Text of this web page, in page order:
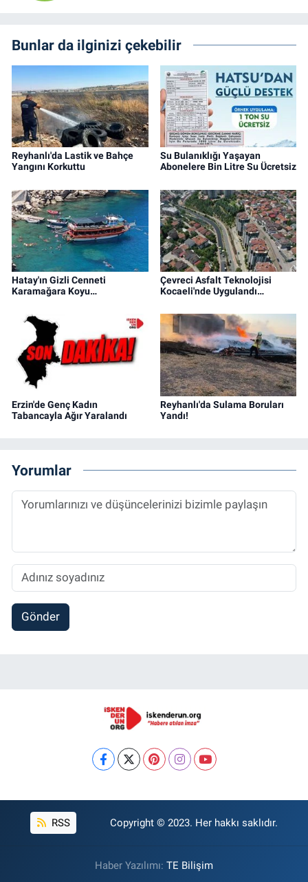
Bunlar da ilginizi çekebilir
Reyhanlı'da Lastik ve Bahçe
Yangını Korkuttu
Su Bulanıklığı Yaşayan
Abonelere Bin Litre Su Ücretsiz
Hatay'ın Gizli Cenneti
Karamağara Koyu…
Çevreci Asfalt Teknolojisi
Kocaeli'nde Uygulandı…
Erzin'de Genç Kadın
Tabancayla Ağır Yaralandı
Reyhanlı'da Sulama Boruları
Yandı!
Yorumlar
Gönder
RSS Copyright © 2023. Her hakkı saklıdır.
Haber Yazılımı: TE Bilişim